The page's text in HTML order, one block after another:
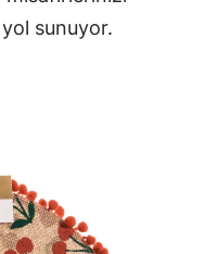
sunuyor.